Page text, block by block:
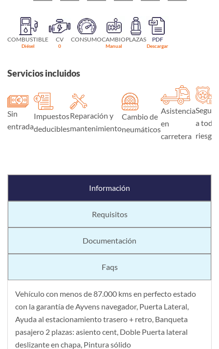
COMBUSTIBLE
Diésel
CV
0
CONSUMOCAMBIO
Manual
PLAZAS PDF
Descargar
Servicios incluidos
Sin
entrada
Impuestos
deducibles
Reparación y
mantenimiento
Cambio de
neumáticos
Asistencia
en
carretera
Seguro
a todo
riesgo
Información
Requisitos
Documentación
Faqs
Vehículo con menos de 87.000 kms en perfecto estado
con la garantía de Ayvens navegador, Puerta Lateral,
Ayuda al estacionamiento trasero + retro, Banqueta
pasajero 2 plazas: asiento cent, Doble Puerta lateral
deslizante en chapa, Pintura sólido